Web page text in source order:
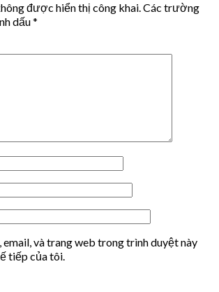
được hiển thị công khai. Các trường
dấu*
email, và trang web trong trình duyệt này
tiếp của tôi.